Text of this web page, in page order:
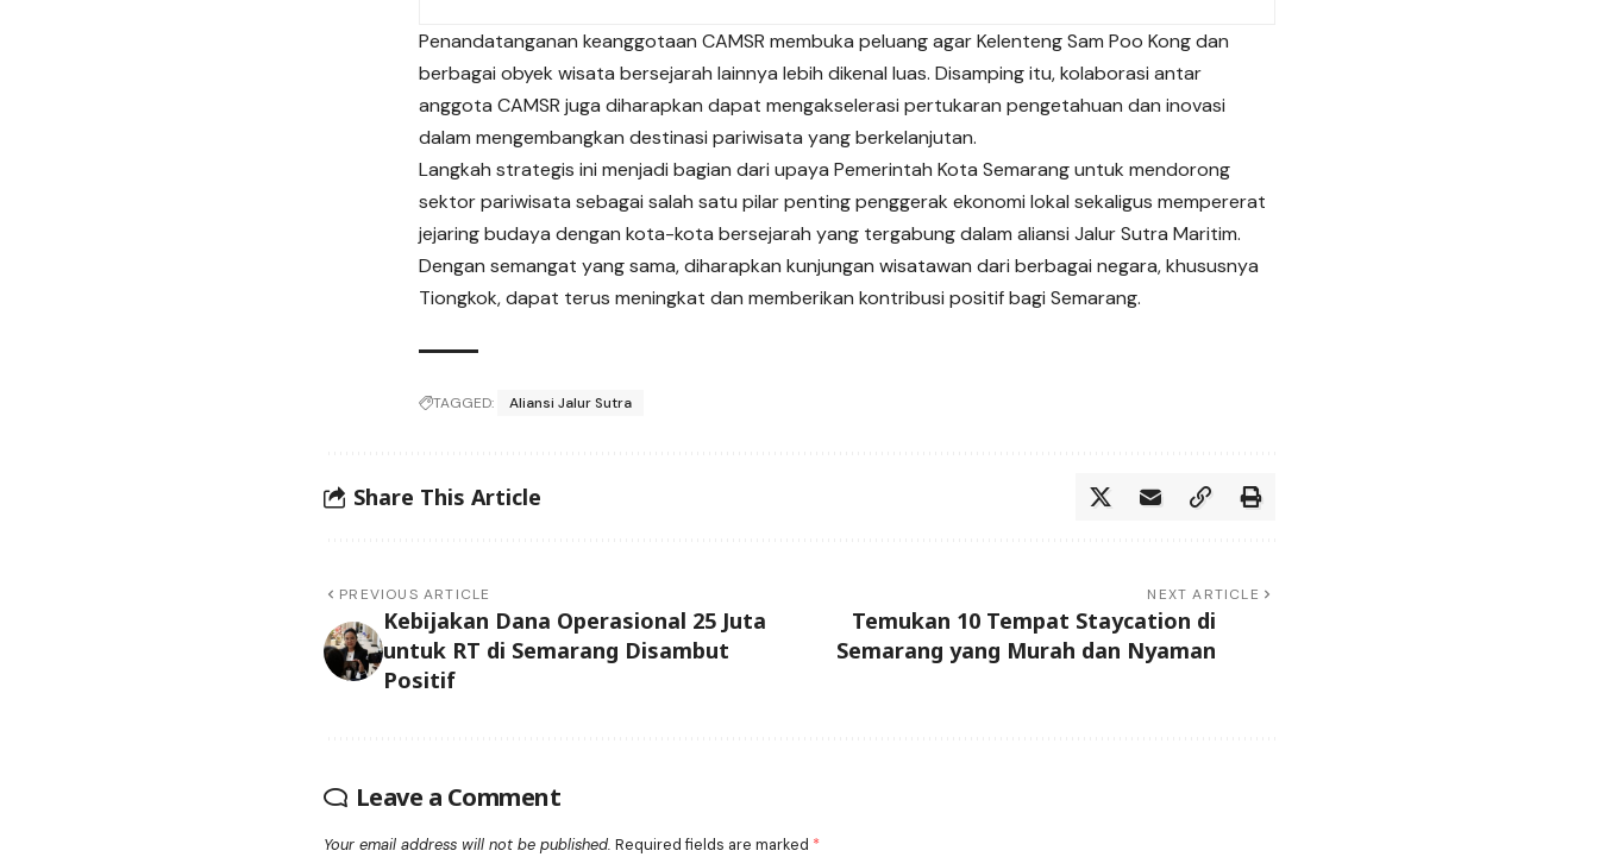
Penandatanganan keanggotaan CAMSR membuka peluang agar Kelenteng Sam Poo Kong dan
berbagai obyek wisata bersejarah lainnya lebih dikenal luas. Disamping itu, kolaborasi antar
anggota CAMSR juga diharapkan dapat mengakselerasi pertukaran pengetahuan dan inovasi
dalam mengembangkan destinasi pariwisata yang berkelanjutan.
Langkah strategis ini menjadi bagian dari upaya Pemerintah Kota Semarang untuk mendorong
sektor pariwisata sebagai salah satu pilar penting penggerak ekonomi lokal sekaligus mempererat
jejaring budaya dengan kota-kota bersejarah yang tergabung dalam aliansi Jalur Sutra Maritim.
Dengan semangat yang sama, diharapkan kunjungan wisatawan dari berbagai negara, khususnya
Tiongkok, dapat terus meningkat dan memberikan kontribusi positif bagi Semarang.
TAGGED: Aliansi Jalur Sutra
Share This Article
PREVIOUS ARTICLE
Kebijakan Dana Operasional 25 Juta
untuk RT di Semarang Disambut
Positif
NEXT ARTICLE
Temukan 10 Tempat Staycation di
Semarang yang Murah dan Nyaman
Leave a Comment
Your email address will not be published. Required fields are marked *